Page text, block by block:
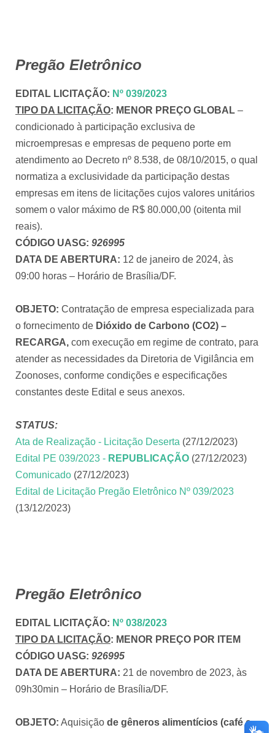
Pregão Eletrônico
EDITAL LICITAÇÃO: Nº 039/2023
TIPO DA LICITAÇÃO: MENOR PREÇO GLOBAL –
condicionado à participação exclusiva de
microempresas e empresas de pequeno porte em
atendimento ao Decreto nº 8.538, de 08/10/2015, o qual
normatiza a exclusividade da participação destas
empresas em itens de licitações cujos valores unitários
somem o valor máximo de R$ 80.000,00 (oitenta mil
reais).
CÓDIGO UASG: 926995
DATA DE ABERTURA: 12 de janeiro de 2024, às
09:00 horas – Horário de Brasília/DF.
OBJETO: Contratação de empresa especializada para
o fornecimento de Dióxido de Carbono (CO2) –
RECARGA, com execução em regime de contrato, para
atender as necessidades da Diretoria de Vigilância em
Zoonoses, conforme condições e especificações
constantes deste Edital e seus anexos.
STATUS:
Ata de Realização - Licitação Deserta (27/12/2023)
Edital PE 039/2023 - REPUBLICAÇÃO (27/12/2023)
Comunicado (27/12/2023)
Edital de Licitação Pregão Eletrônico Nº 039/2023
(13/12/2023)
Pregão Eletrônico
EDITAL LICITAÇÃO: Nº 038/2023
TIPO DA LICITAÇÃO: MENOR PREÇO POR ITEM
CÓDIGO UASG: 926995
DATA DE ABERTURA: 21 de novembro de 2023, às
09h30min – Horário de Brasília/DF.
OBJETO: Aquisição de gêneros alimentícios (café e